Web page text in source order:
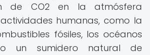
de CO2 en la atmósfera
humanas, como la
fósiles, los océanos
un sumidero natural de